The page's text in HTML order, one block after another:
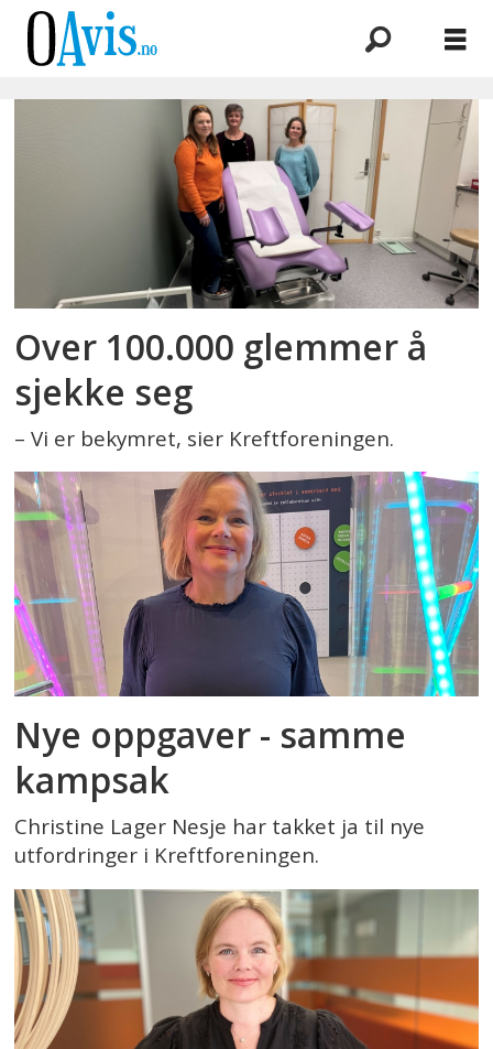
Emne:
kreftforeningen
Over 100.000 glemmer å
sjekke seg
– Vi er bekymret, sier Kreftforeningen.
Nye oppgaver - samme
kampsak
Christine Lager Nesje har takket ja til nye
utfordringer i Kreftforeningen.